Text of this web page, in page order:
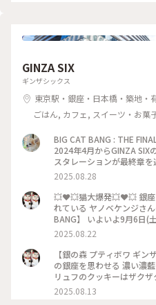
GINZA SIX
ギンザシックス
東京駅・銀座・日本橋・築地・
ごはん, カフェ, スイーツ・お菓
BIG CAT BANG : THE
2024年4月からGINZA SIX
スタレーションが最終章
たにヤノベケンジさんの
ている赤い宇宙猫が鎮座しています✨ この姿
っくり見たくて、スーパー
て来ました🕤 ティファニ
から道を隔てて朝のアー
月30日に決定したそうで
猫は飛び立てるのか⁉️ワ
は小さなシップスキャットです♡ #ゆるり夏時
#GINZASIX#銀座シックス
宇宙猫#ビッグキャットバ
クスでのインスタレーショ
2025.08.28
💥❤️💥猫大爆発💥❤️💥 銀座
れている ヤノベケンジさ
BANG】 いよいよ9月6日(
ない方はお急ぎください
塔型の宇宙船です🚀 これ
乗せています 内部は5枚目❤️❤️❤️❤️❤️❤️全部猫 写真4枚目は ル
カ号の(蓋・ω・蓋) 写真5
了後は 実際に宇宙空間に
とか 色々なプロジェクト
日(⃝ᴥ)⃝ฅにゃ♡⃛ * #ゆるり夏
2025.08.22
【銀の森 プティボワ ギ
の銀座を思わせる 濃い濃
リュフのクッキーはザク
ーはサクッ 食感も味わい
います （✪ω✪ｷﾚｲ、、、
2025.08.13